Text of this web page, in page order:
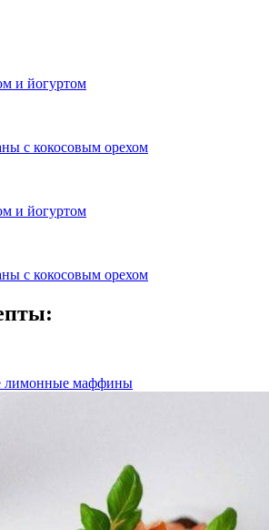
и йогуртом
с кокосовым орехом
и йогуртом
с кокосовым орехом
лимонные маффины